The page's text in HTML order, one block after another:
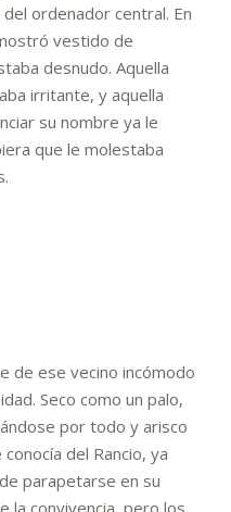
ordenador central. En
vestido de
desnudo. Aquella
irritante, y aquella
su nombre ya le
que le molestaba
de ese vecino incómodo
Seco como un palo,
por todo y arisco
del Rancio, ya
parapetarse en su
la convivencia, pero los